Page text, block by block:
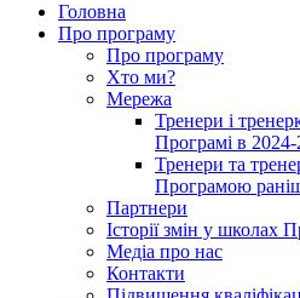
Головна
Про програму
Про програму
Хто ми?
Мережа
Тренери і
Програмі в
Тренери та
Програмою
Партнери
Історії змін у школах
Медіа про нас
Контакти